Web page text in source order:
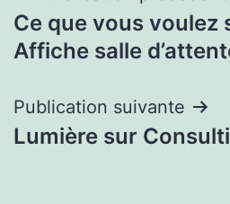
de
Ce que vous voulez
Affiche salle
Publication suivante
Lumière sur